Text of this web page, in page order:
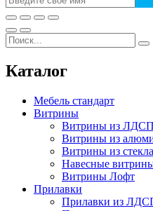
Каталог
Мебель стандарт
Витрины
Витрины из ЛДСП
Витрины из
Витрины из стекла
Навесные
Витрины Лофт
Прилавки
Прилавки из